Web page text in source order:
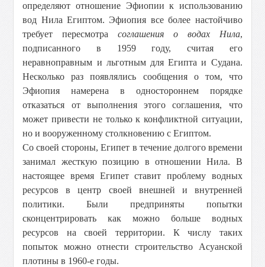
определяют отношение Эфиопии к использованию
вод Нила Египтом. Эфиопия все более настойчиво
требует пересмотрасоглашения о водах Нила,
подписанного в 1959 году, считая его
неравноправным и льготным для Египта и Судана.
Несколько раз появлялись сообщения о том, что
Эфиопия намерена в одностороннем порядке
отказаться от выполнения этого соглашения, что
может привести не только к конфликтной ситуации,
но и вооруженному столкновению с Египтом.
Со своей стороны, Египет в течение долгого времени
занимал жесткую позицию в отношении Нила. В
настоящее время Египет ставит проблему водных
ресурсов в центр своей внешней и внутренней
политики. Были предприняты попытки
сконцентрировать как можно больше водных
ресурсов на своей территории. К числу таких
попыток можно отнести строительство Асуанской
плотины в 1960-е годы.